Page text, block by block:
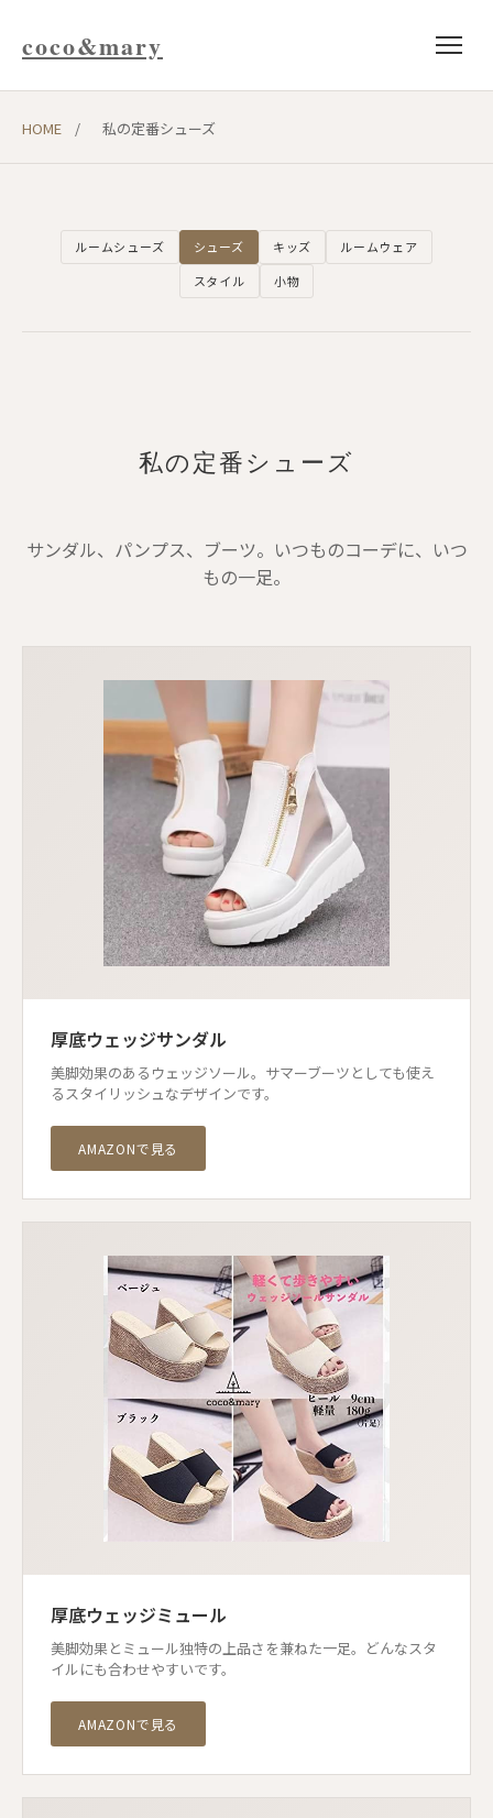
coco&mary
HOME / 私の定番シューズ
ルームシューズ シューズ キッズ
ルームウェア
スタイル
小物
私の定番シューズ
サンダル、パンプス、ブーツ。いつものコーデに、いつ
もの一足。
厚底ウェッジサンダル
美脚効果のあるウェッジソール。サマーブーツとしても使え
るスタイリッシュなデザインです。
AMAZONで見る
厚底ウェッジミュール
美脚効果とミュール独特の上品さを兼ねた一足。どんなスタ
イルにも合わせやすいです。
AMAZONで見る